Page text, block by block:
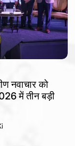
नवाचार को
में तीन बड़ी